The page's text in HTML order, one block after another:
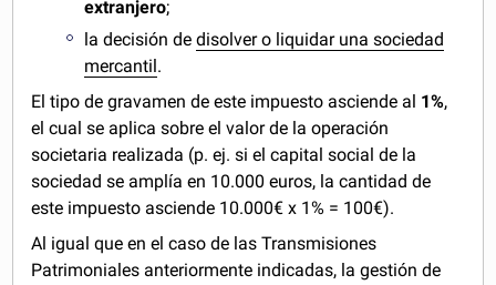
extranjero;
la decisión dedisolver o liquidar una sociedad
mercantil.
El tipo de gravamen de este impuesto asciende al 1%,
el cual se aplica sobre el valor de la operación
societaria realizada (p. ej. si el capital social de la
sociedad se amplía en 10.000 euros, la cantidad de
este impuesto asciende 10.000€ x 1% = 100€).
Al igual que en el caso de las Transmisiones
Patrimoniales anteriormente indicadas, la gestión de